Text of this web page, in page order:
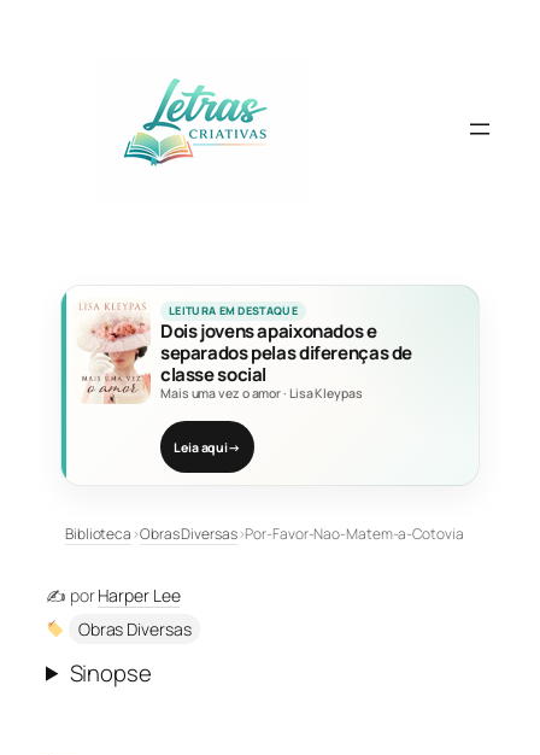
LEITURA EM DESTAQUE
Dois jovens apaixonados e
separados pelas diferenças de
classe social
Mais uma vez o amor· Lisa Kleypas
Leia aqui→
Biblioteca›Obras Diversas›Por-Favor-Nao-Matem-a-Cotovia
✍️ porHarper Lee
Obras Diversas
Sinopse